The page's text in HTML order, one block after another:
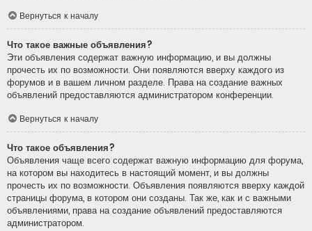
Вернуться к началу
Что такое важные объявления?
Эти объявления содержат важную информацию, и вы должны
прочесть их по возможности. Они появляются вверху каждого из
форумов и в вашем личном разделе. Права на создание важных
объявлений предоставляются администратором конференции.
Вернуться к началу
Что такое объявления?
Объявления чаще всего содержат важную информацию для форума,
на котором вы находитесь в настоящий момент, и вы должны
прочесть их по возможности. Объявления появляются вверху каждой
страницы форума, в котором они созданы. Так же, как и с важными
объявлениями, права на создание объявлений предоставляются
администратором.